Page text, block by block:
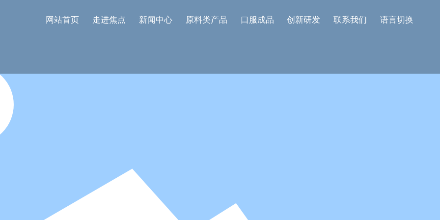
网站首页 走进焦点 新闻中心 原料类产品 口服成品 创新研发 联系我们 语言切换